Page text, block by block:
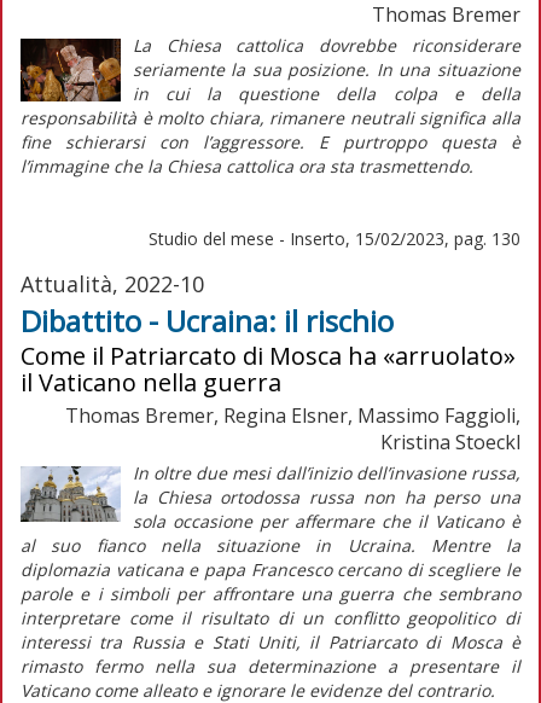
Thomas Bremer
La Chiesa cattolica dovrebbe riconsiderare
seriamente la sua posizione. In una situazione
in cui la questione della colpa e della
responsabilità è molto chiara, rimanere neutrali significa alla
fine schierarsi con l’aggressore. E purtroppo questa è
l’immagine che la Chiesa cattolica ora sta trasmettendo.
Studio del mese - Inserto, 15/02/2023, pag. 130
Attualità, 2022-10
Dibattito - Ucraina: il rischio
Come il Patriarcato di Mosca ha «arruolato»
il Vaticano nella guerra
Thomas Bremer, Regina Elsner, Massimo Faggioli,
Kristina Stoeckl
In oltre due mesi dall’inizio dell’invasione russa,
la Chiesa ortodossa russa non ha perso una
sola occasione per affermare che il Vaticano è
al suo fianco nella situazione in Ucraina. Mentre la
diplomazia vaticana e papa Francesco cercano di scegliere le
parole e i simboli per affrontare una guerra che sembrano
interpretare come il risultato di un conflitto geopolitico di
interessi tra Russia e Stati Uniti, il Patriarcato di Mosca è
rimasto fermo nella sua determinazione a presentare il
Vaticano come alleato e ignorare le evidenze del contrario.